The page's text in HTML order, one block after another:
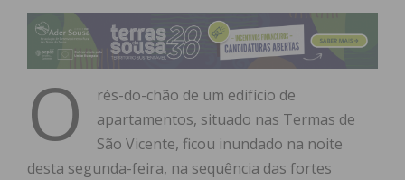
O
rés-do-chão de um edifício de
apartamentos, situado nas Termas de
São Vicente, ficou inundado na noite
desta segunda-feira, na sequência das fortes